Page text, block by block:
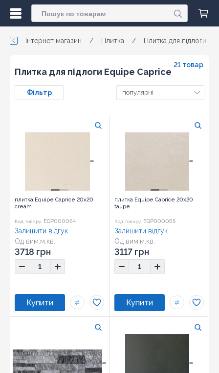
Інтернет магазин / Плитка / Плитка для підлоги
Плитка для підлоги Equipe Caprice
21 товар
Фільтр популярні
плитка Equipe Caprice 20x20
cream
Код товару: EQP000064
Од вим:м.кв.
Розмір:20x20
Залишити відгук
3718 грн
плитка Equipe Caprice 20x20
taupe
Код товару: EQP000065
Од вим:м.кв.
Розмір:20x20
Залишити відгук
3117 грн